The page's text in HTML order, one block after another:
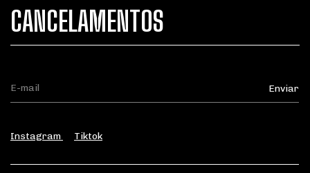
CANCELAMENTOS
Instagram Tiktok